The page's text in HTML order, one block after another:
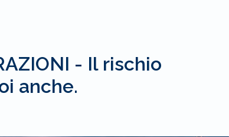
- Il rischio
anche.